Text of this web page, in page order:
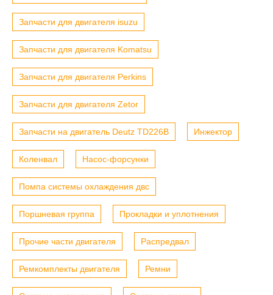
Запчасти для двигателя isuzu
Запчасти для двигателя Komatsu
Запчасти для двигателя Perkins
Запчасти для двигателя Zetor
Запчасти на двигатель Deutz TD226B Инжектор
Коленвал Насос-форсунки
Помпа системы охлаждения двс
Поршневая группа Прокладки и уплотнения
Прочие части двигателя Распредвал
Ремкомплекты двигателя Ремни